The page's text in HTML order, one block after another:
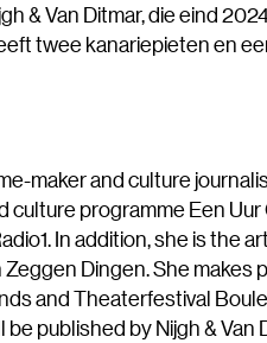
& Van Ditmar, die eind
twee kanariepieten en
maker and culture
culture programme Een Uur
In addition, she is the
Dingen. She makes
and Theaterfestival
published by Nijgh & Van